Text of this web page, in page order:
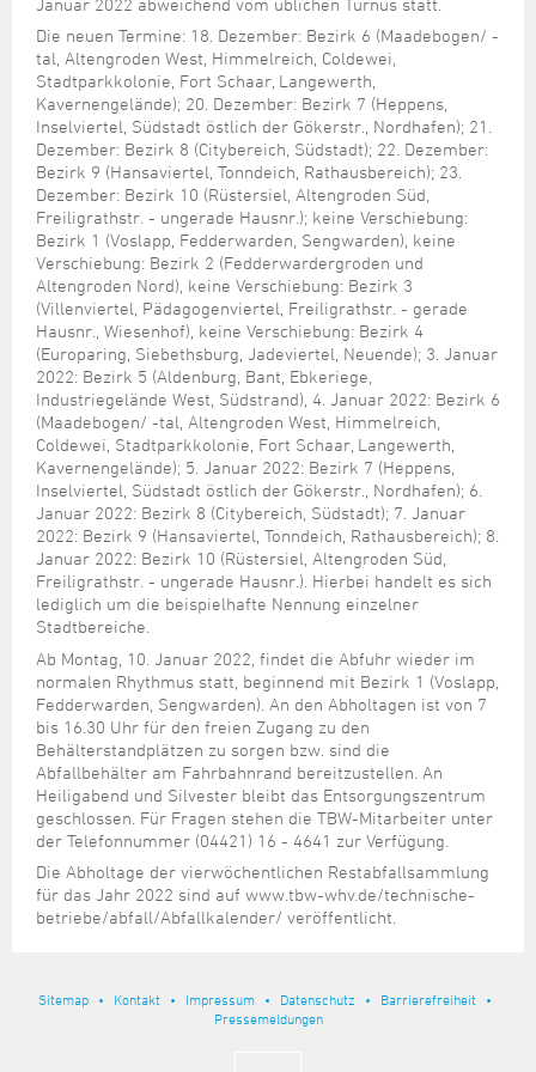
Umwelt-, Natur- und Klimaschutz
Verkehr und Mobilität
Wohnen, Bauen
Wahlen
Schule
Sterbefall
Studium
Umzug und Neubürger
Wohnen und Verbrauchen
Formulare
Online-Terminvergabe
Politik & Verwaltung
Pressemitteilungen
Ratsinformationssystem
Städtische Dienststellen
Stadtrecht
Telefonverzeichnis
Wirtschaftsstruktur
Regionale Kooperationen
Unternehmensnachfolge
Unterstützung für ExistenzgründerInnen
Zukunftsregion JadeBay
Stadtarchiv
Stadtbibliothek
Volkshochschule
Weiterbildung
Stadt Wilhelmshaven
Unterkünfte
Kulturzentrum Pumpwerk
Maritime Meile
Museen und Ausstellungen
Schiffe, Häfen und Meer erleben
Sportangebot
Städtepartnerschaften
Stadtpark
Tag des offenen Denkmals
Veranstaltungsorte
Die neuen Termine: 18. Dezember: Bezirk 6 (Maadebogen/ -
tal, Altengroden West, Himmelreich, Coldewei,
Stadtparkkolonie, Fort Schaar, Langewerth,
Kavernengelände); 20. Dezember: Bezirk 7 (Heppens,
Inselviertel, Südstadt östlich der Gökerstr., Nordhafen); 21.
Dezember: Bezirk 8 (Citybereich, Südstadt); 22. Dezember:
Bezirk 9 (Hansaviertel, Tonndeich, Rathausbereich); 23.
Dezember: Bezirk 10 (Rüstersiel, Altengroden Süd,
Freiligrathstr. - ungerade Hausnr.); keine Verschiebung:
Bezirk 1 (Voslapp, Fedderwarden, Sengwarden), keine
Verschiebung: Bezirk 2 (Fedderwardergroden und
Altengroden Nord), keine Verschiebung: Bezirk 3
(Villenviertel, Pädagogenviertel, Freiligrathstr. - gerade
Hausnr., Wiesenhof), keine Verschiebung: Bezirk 4
(Europaring, Siebethsburg, Jadeviertel, Neuende); 3. Januar
2022: Bezirk 5 (Aldenburg, Bant, Ebkeriege,
Industriegelände West, Südstrand), 4. Januar 2022: Bezirk 6
(Maadebogen/ -tal, Altengroden West, Himmelreich,
Coldewei, Stadtparkkolonie, Fort Schaar, Langewerth,
Kavernengelände); 5. Januar 2022: Bezirk 7 (Heppens,
Inselviertel, Südstadt östlich der Gökerstr., Nordhafen); 6.
Januar 2022: Bezirk 8 (Citybereich, Südstadt); 7. Januar
2022: Bezirk 9 (Hansaviertel, Tonndeich, Rathausbereich); 8.
Januar 2022: Bezirk 10 (Rüstersiel, Altengroden Süd,
Freiligrathstr. - ungerade Hausnr.). Hierbei handelt es sich
lediglich um die beispielhafte Nennung einzelner
Stadtbereiche.
Ab Montag, 10. Januar 2022, findet die Abfuhr wieder im
normalen Rhythmus statt, beginnend mit Bezirk 1 (Voslapp,
Fedderwarden, Sengwarden). An den Abholtagen ist von 7
bis 16.30 Uhr für den freien Zugang zu den
Behälterstandplätzen zu sorgen bzw. sind die
Abfallbehälter am Fahrbahnrand bereitzustellen. An
Heiligabend und Silvester bleibt das Entsorgungszentrum
geschlossen. Für Fragen stehen die TBW-Mitarbeiter unter
der Telefonnummer (04421) 16 - 4641 zur Verfügung.
Die Abholtage der vierwöchentlichen Restabfallsammlung
für das Jahr 2022 sind auf www.tbw-whv.de/technische-
betriebe/abfall/Abfallkalender/ veröffentlicht.
Sitemap Kontakt Impressum Datenschutz
Barrierefreiheit
Pressemeldungen